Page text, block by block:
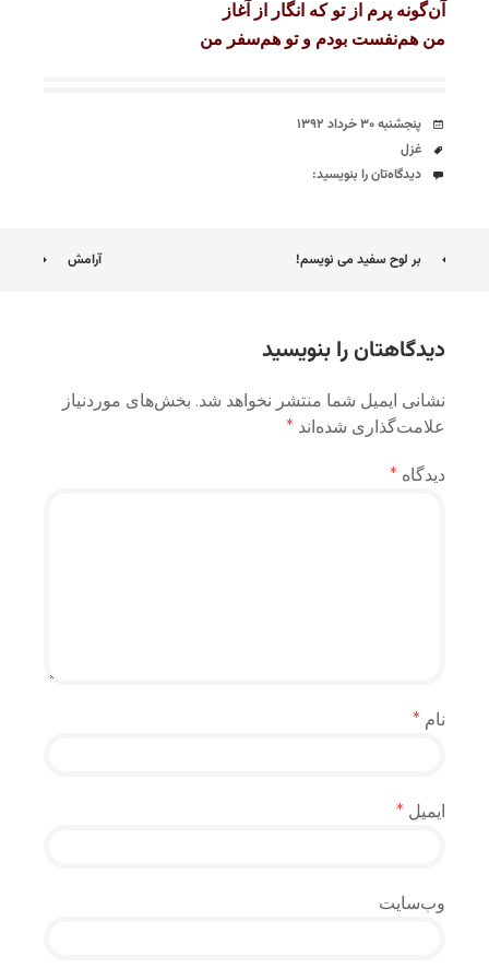
آن‌گونه پرم از تو که انگار از آغاز
من هم‌نفست بودم و تو هم‌سفر من
تاریخ
پنجشنبه ۳۰ خرداد ۱۳۹۲
برچسب‌ها
غزل
دیدگاه‌ها
دیدگاه‌تان را بنویسید:
ناوبری
بر لوح سفید می نویسم! آرامش
دیدگاهتان را بنویسید
نشانی ایمیل شما منتشر نخواهد شد. بخش‌های موردنیاز
علامت‌گذاری شده‌اند *
دیدگاه *
نام *
ایمیل *
وب‌سایت